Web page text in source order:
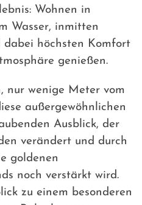
Wohnen in
Wasser, inmitten
höchsten Komfort
genießen.
nur wenige Meter vom
außergewöhnlichen
Ausblick, der
verändert und durch
goldenen
noch verstärkt wird.
zu einem besonderen